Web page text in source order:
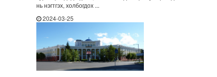
нь нэгтгэх, холбогдох ...
2024-03-25